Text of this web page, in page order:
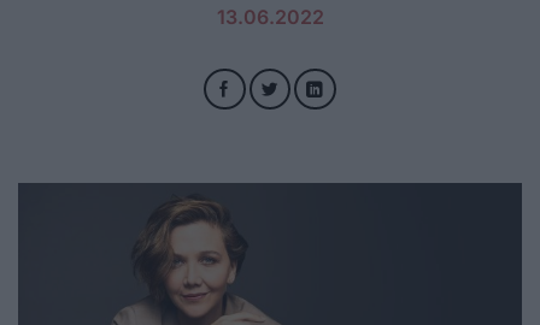
13.06.2022